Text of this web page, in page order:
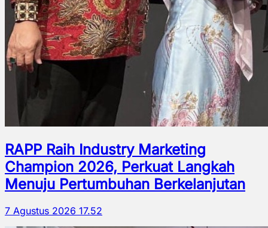
RAPP Raih Industry Marketing
Champion 2026, Perkuat Langkah
Menuju Pertumbuhan Berkelanjutan
7 Agustus 2026 17.52